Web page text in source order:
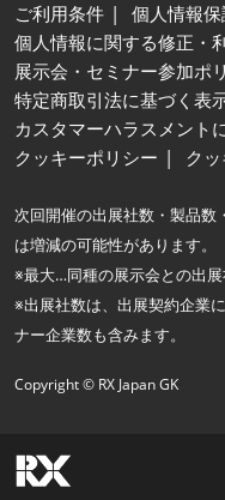
ご利用条件
個人情報
個人情報に関する修正・
展示会・セミナー参加ポ
特定商取引法に基づく表
カスタマーハラスメント
クッキーポリシー
ク
次回開催の出展社数・製品数
は増減の可能性があります。
※最大…同種の展示会との出展
※出展社数は、出展契約企業
ナー企業数も含みます。
Copyright © RX Japan GK